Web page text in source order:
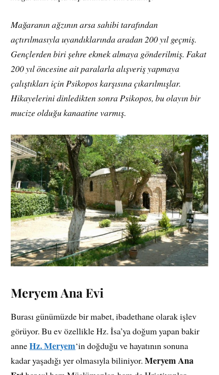
Mağaranın ağzının arsa sahibi tarafından
açtırılmasıyla uyandıklarında aradan 200 yıl geçmiş.
Gençlerden biri şehre ekmek almaya gönderilmiş. Fakat
200 yıl öncesine ait paralarla alışveriş yapmaya
çalıştıkları için Psikopos karşısına çıkarılmışlar.
Hikayelerini dinledikten sonra Psikopos, bu olayın bir
mucize olduğu kanaatine varmış.
Meryem Ana Evi
Burası günümüzde bir mabet, ibadethane olarak işlev
görüyor. Bu ev özellikle Hz. İsa’ya doğum yapan bakir
anneHz. Meryem‘in doğduğu ve hayatının sonuna
kadar yaşadığı yer olmasıyla biliniyor.Meryem Ana